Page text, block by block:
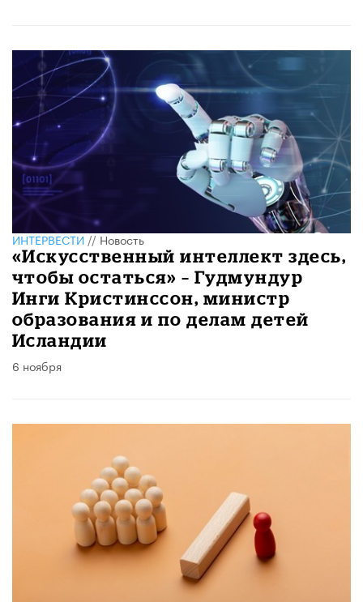
ИНТЕРВЕСТИ//Новость
«Искусственный интеллект здесь,
чтобы остаться» – Гудмундур
Инги Кристинссон, министр
образования и по делам детей
Исландии
6 ноября